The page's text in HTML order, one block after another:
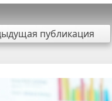
публикация